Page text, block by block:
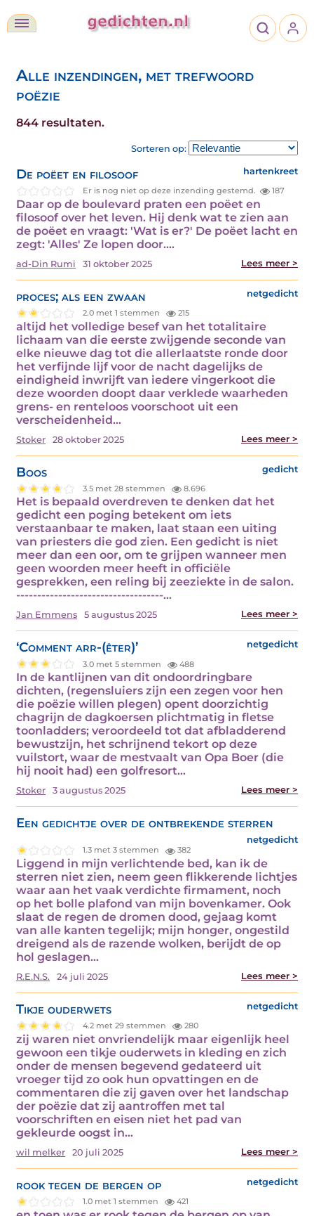
Alle inzendingen, met trefwoord
poëzie
844 resultaten.
Sorteren op:
De poëet en filosoof hartenkreet
Er is nog niet op deze inzending gestemd. 187
Daar op de boulevard praten een poëet en
filosoof over het leven. Hij denk wat te zien aan
de poëet en vraagt: 'Wat is er?' De poëet lacht en
zegt: 'Alles' Ze lopen door.…
ad-Din Rumi 31 oktober 2025 Lees meer >
proces; als een zwaan netgedicht
2.0 met 1 stemmen 215
altijd het volledige besef van het totalitaire
lichaam van die eerste zwijgende seconde van
elke nieuwe dag tot die allerlaatste ronde door
het verfijnde lijf voor de nacht dagelijks de
eindigheid inwrijft van iedere vingerkoot die
deze woorden doopt daar verklede waarheden
grens- en renteloos voorschoot uit een
verscheidenheid…
Stoker 28 oktober 2025 Lees meer >
Boos gedicht
3.5 met 28 stemmen 8.696
Het is bepaald overdreven te denken dat het
gedicht een poging betekent om iets
verstaanbaar te maken, laat staan een uiting
van priesters die god zien. Een gedicht is niet
meer dan een oor, om te grijpen wanneer men
geen woorden meer heeft in officiële
gesprekken, een reling bij zeeziekte in de salon.
-----------------------------------…
Jan Emmens 5 augustus 2025 Lees meer >
‘Comment arr-(êter)’ netgedicht
3.0 met 5 stemmen 488
In de kantlijnen van dit ondoordringbare
dichten, (regensluiers zijn een zegen voor hen
die poëzie willen plegen) opent doorzichtig
chagrijn de dagkoersen plichtmatig in fletse
toonladders; veroordeeld tot dat afbladderend
bewustzijn, het schrijnend tekort op deze
vuilstort, waar de mestvaalt van Opa Boer (die
hij nooit had) een golfresort…
Stoker 3 augustus 2025 Lees meer >
Een gedichtje over de ontbrekende sterren
netgedicht
1.3 met 3 stemmen 382
Liggend in mijn verlichtende bed, kan ik de
sterren niet zien, neem geen flikkerende lichtjes
waar aan het vaak verdichte firmament, noch
op het bolle plafond van mijn bovenkamer. Ook
slaat de regen de dromen dood, gejaag komt
van alle kanten tegelijk; mijn honger, ongestild
dreigend als de razende wolken, berijdt de op
hol geslagen…
R.E.N.S. 24 juli 2025 Lees meer >
Tikje ouderwets netgedicht
4.2 met 29 stemmen 280
zij waren niet onvriendelijk maar eigenlijk heel
gewoon een tikje ouderwets in kleding en zich
onder de mensen begevend gedateerd uit
vroeger tijd zo ook hun opvattingen en de
commentaren die zij gaven over het landschap
der poëzie dat zij aantroffen met tal
voorschriften en eisen niet het pad van
gekleurde oogst in…
wil melker 20 juli 2025 Lees meer >
rook tegen de bergen op netgedicht
1.0 met 1 stemmen 421